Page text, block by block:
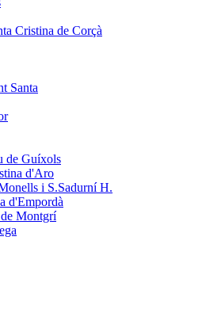
Cristina de Corçà
Santa
de Guíxols
d'Aro
i S.Sadurní H.
d'Empordà
Montgrí